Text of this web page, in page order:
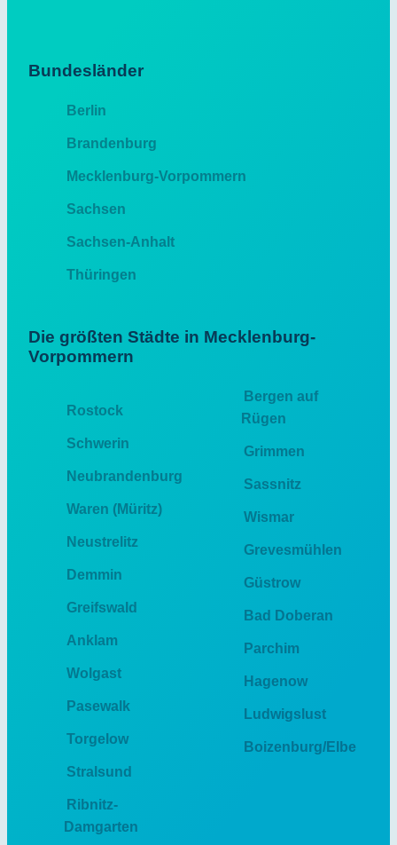
Bundesländer
Berlin
Brandenburg
Mecklenburg-Vorpommern
Sachsen
Sachsen-Anhalt
Thüringen
Die größten Städte in Mecklenburg-
Vorpommern
Rostock
Schwerin
Neubrandenburg
Waren (Müritz)
Neustrelitz
Demmin
Greifswald
Anklam
Wolgast
Pasewalk
Torgelow
Stralsund
Ribnitz-
Damgarten
Bergen auf
Rügen
Grimmen
Sassnitz
Wismar
Grevesmühlen
Güstrow
Bad Doberan
Parchim
Hagenow
Ludwigslust
Boizenburg/Elbe